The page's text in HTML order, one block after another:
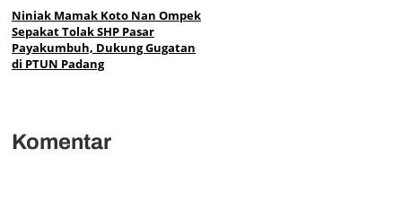
Niniak Mamak Koto Nan Ompek
Sepakat Tolak SHP Pasar
Payakumbuh, Dukung Gugatan
di PTUN Padang
Komentar